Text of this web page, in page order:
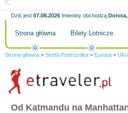
Dziś jest 07.08.2026 Imieniny obchodzą
Strona główna Bilety Lotnicze
Strona główna » Strefa Podróżnika » Europa »
Od Katmandu na